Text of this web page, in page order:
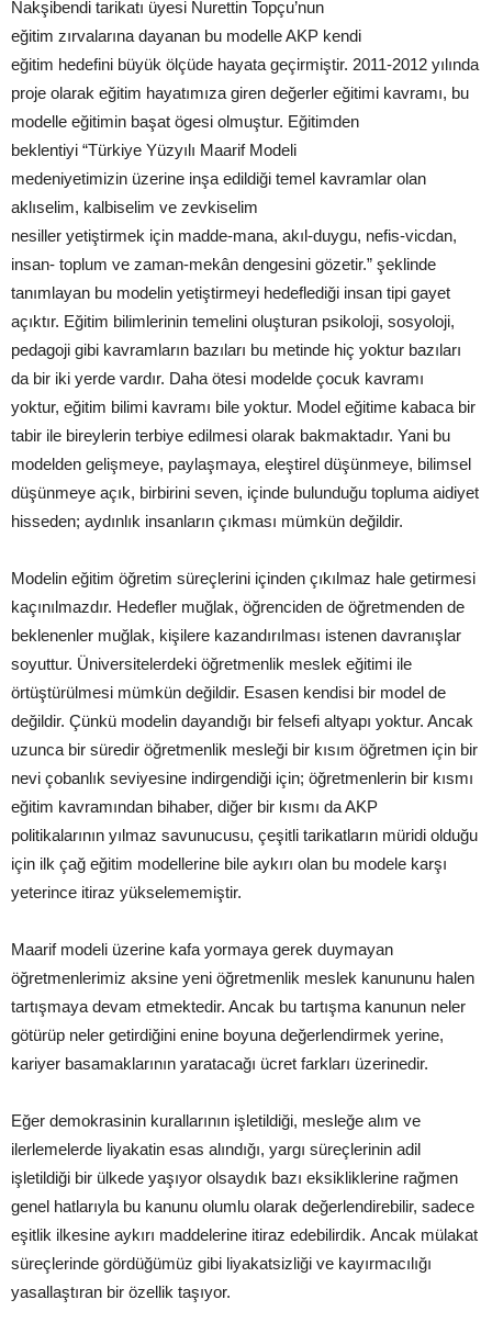
Nakşibendi tarikatı üyesi Nurettin Topçu’nun
eğitim zırvalarına dayanan bu modelle AKP kendi
eğitim hedefini büyük ölçüde hayata geçirmiştir. 2011-2012 yılında
proje olarak eğitim hayatımıza giren değerler eğitimi kavramı, bu
modelle eğitimin başat ögesi olmuştur. Eğitimden
beklentiyi “Türkiye Yüzyılı Maarif Modeli
medeniyetimizin üzerine inşa edildiği temel kavramlar olan
aklıselim, kalbiselim ve zevkiselim
nesiller yetiştirmek için madde-mana, akıl-duygu, nefis-vicdan,
insan- toplum ve zaman-mekân dengesini gözetir.” şeklinde
tanımlayan bu modelin yetiştirmeyi hedeflediği insan tipi gayet
açıktır. Eğitim bilimlerinin temelini oluşturan psikoloji, sosyoloji,
pedagoji gibi kavramların bazıları bu metinde hiç yoktur bazıları
da bir iki yerde vardır. Daha ötesi modelde çocuk kavramı
yoktur, eğitim bilimi kavramı bile yoktur. Model eğitime kabaca bir
tabir ile bireylerin terbiye edilmesi olarak bakmaktadır. Yani bu
modelden gelişmeye, paylaşmaya, eleştirel düşünmeye, bilimsel
düşünmeye açık, birbirini seven, içinde bulunduğu topluma aidiyet
hisseden; aydınlık insanların çıkması mümkün değildir.
Modelin eğitim öğretim süreçlerini içinden çıkılmaz hale getirmesi
kaçınılmazdır. Hedefler muğlak, öğrenciden de öğretmenden de
beklenenler muğlak, kişilere kazandırılması istenen davranışlar
soyuttur. Üniversitelerdeki öğretmenlik meslek eğitimi ile
örtüştürülmesi mümkün değildir. Esasen kendisi bir model de
değildir. Çünkü modelin dayandığı bir felsefi altyapı yoktur. Ancak
uzunca bir süredir öğretmenlik mesleği bir kısım öğretmen için bir
nevi çobanlık seviyesine indirgendiği için; öğretmenlerin bir kısmı
eğitim kavramından bihaber, diğer bir kısmı da AKP
politikalarının yılmaz savunucusu, çeşitli tarikatların müridi olduğu
için ilk çağ eğitim modellerine bile aykırı olan bu modele karşı
yeterince itiraz yükselememiştir.
Maarif modeli üzerine kafa yormaya gerek duymayan
öğretmenlerimiz aksine yeni öğretmenlik meslek kanununu halen
tartışmaya devam etmektedir. Ancak bu tartışma kanunun neler
götürüp neler getirdiğini enine boyuna değerlendirmek yerine,
kariyer basamaklarının yaratacağı ücret farkları üzerinedir.
Eğer demokrasinin kurallarının işletildiği, mesleğe alım ve
ilerlemelerde liyakatin esas alındığı, yargı süreçlerinin adil
işletildiği bir ülkede yaşıyor olsaydık bazı eksikliklerine rağmen
genel hatlarıyla bu kanunu olumlu olarak değerlendirebilir, sadece
eşitlik ilkesine aykırı maddelerine itiraz edebilirdik. Ancak mülakat
süreçlerinde gördüğümüz gibi liyakatsizliği ve kayırmacılığı
yasallaştıran bir özellik taşıyor.